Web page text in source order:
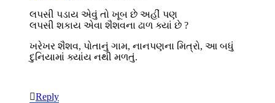
લપસી પડાય એવું તો ખૂબ છે અહીં પણ
લપસી શકાય એવા શૈશવના ઢાળ ક્યાં છે ?
ખરેખર શૈશવ, પોતાનું ગામ, નાનપણના મિત્રો, આ બધું
દુનિયામાં ક્યાંય નથી મળતું.
Reply